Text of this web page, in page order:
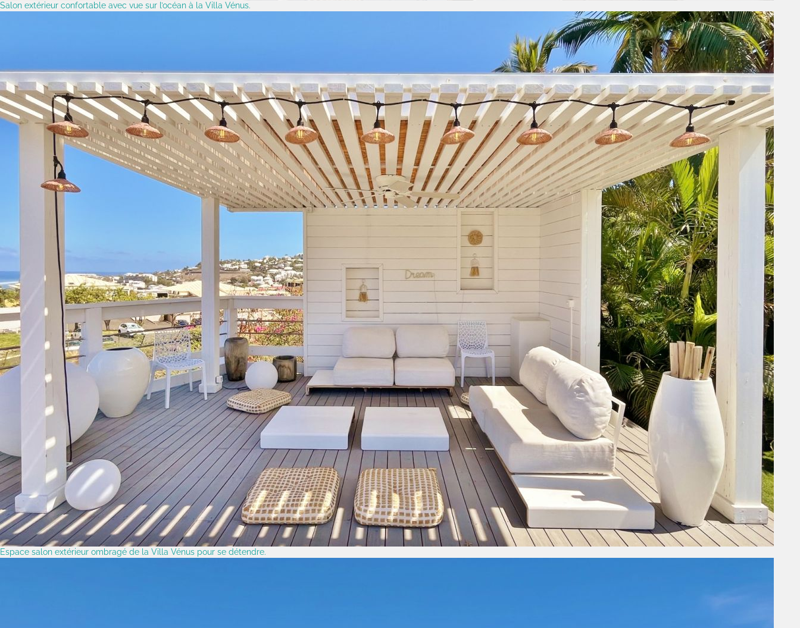
Salon extérieur confortable avec vue sur l’océan à la Villa Vénus.
Espace salon extérieur ombragé de la Villa Vénus pour se détendre.